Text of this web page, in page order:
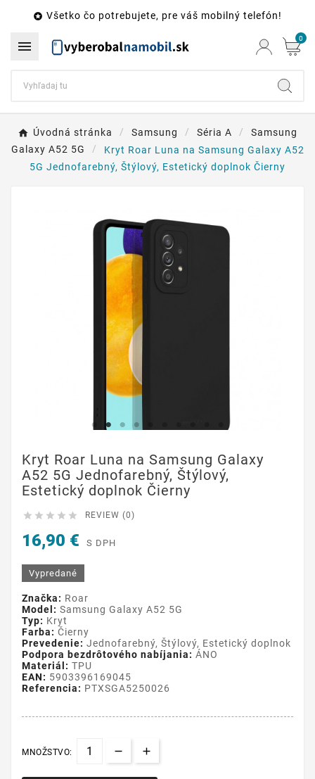
 Všetko čo potrebujete, pre váš mobilný telefón!
 0
Úvodná stránka Samsung Séria A
Samsung
Galaxy A52 5G
Kryt Roar Luna na Samsung Galaxy A52
5G Jednofarebný, Štýlový, Estetický doplnok Čierny
Kryt Roar Luna na Samsung Galaxy
A52 5G Jednofarebný, Štýlový,
Estetický doplnok Čierny
     REVIEW (0)
16,90 € S DPH
Vypredané
Značka: Roar
Model: Samsung Galaxy A52 5G
Typ: Kryt
Farba: Čierny
Prevedenie: Jednofarebný, Štýlový, Estetický doplnok
Podpora bezdrôtového nabíjania: ÁNO
Materiál: TPU
EAN: 5903396169045
Referencia: PTXSGA5250026
MNOŽSTVO: